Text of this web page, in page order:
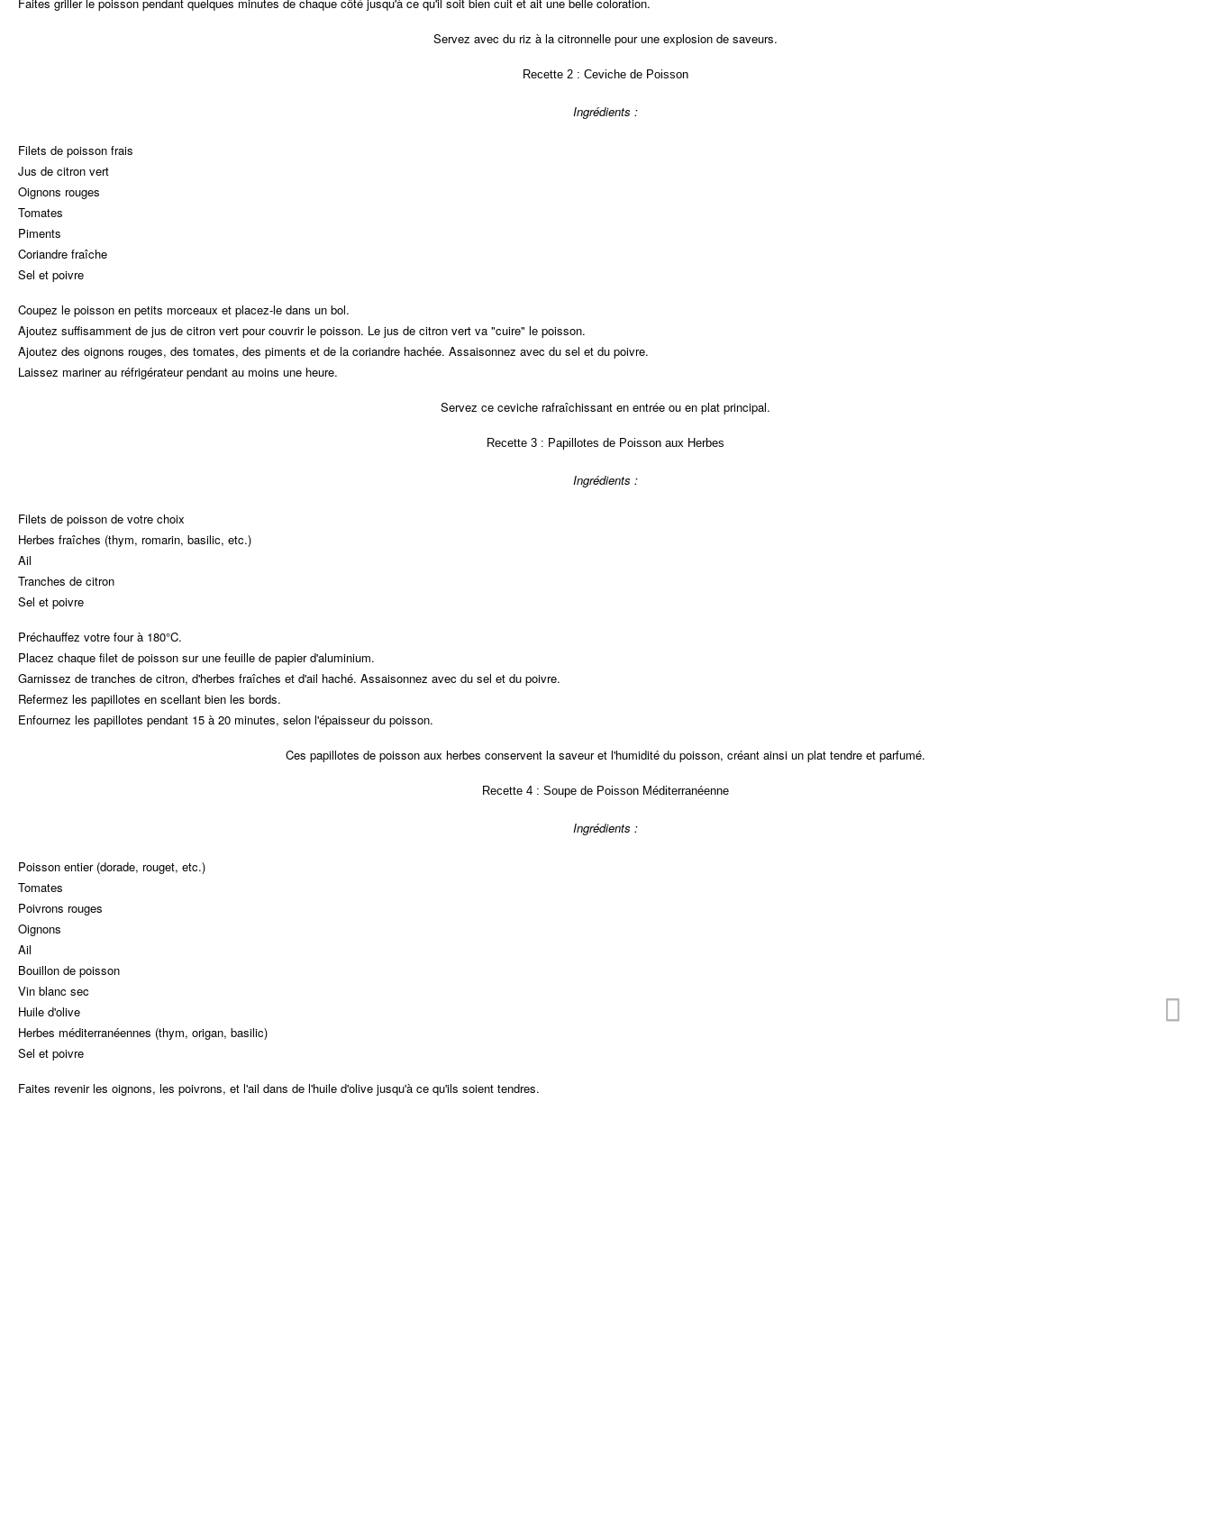
Faites griller le poisson pendant quelques minutes de chaque côté jusqu'à ce qu'il soit bien cuit et ait une belle coloration.
Servez avec du riz à la citronnelle pour une explosion de saveurs.
Recette 2 : Ceviche de Poisson
Ingrédients :
Filets de poisson frais
Jus de citron vert
Oignons rouges
Tomates
Piments
Coriandre fraîche
Sel et poivre
Coupez le poisson en petits morceaux et placez-le dans un bol.
Ajoutez suffisamment de jus de citron vert pour couvrir le poisson. Le jus de citron vert va "cuire" le poisson.
Ajoutez des oignons rouges, des tomates, des piments et de la coriandre hachée. Assaisonnez avec du sel et du poivre.
Laissez mariner au réfrigérateur pendant au moins une heure.
Servez ce ceviche rafraîchissant en entrée ou en plat principal.
Recette 3 : Papillotes de Poisson aux Herbes
Ingrédients :
Filets de poisson de votre choix
Herbes fraîches (thym, romarin, basilic, etc.)
Ail
Tranches de citron
Sel et poivre
Préchauffez votre four à 180°C.
Placez chaque filet de poisson sur une feuille de papier d'aluminium.
Garnissez de tranches de citron, d'herbes fraîches et d'ail haché. Assaisonnez avec du sel et du poivre.
Refermez les papillotes en scellant bien les bords.
Enfournez les papillotes pendant 15 à 20 minutes, selon l'épaisseur du poisson.
Ces papillotes de poisson aux herbes conservent la saveur et l'humidité du poisson, créant ainsi un plat tendre et parfumé.
Recette 4 : Soupe de Poisson Méditerranéenne
Ingrédients :
Poisson entier (dorade, rouget, etc.)
Tomates
Poivrons rouges
Oignons
Ail
Bouillon de poisson
Vin blanc sec
Huile d'olive
Herbes méditerranéennes (thym, origan, basilic)
Sel et poivre
Faites revenir les oignons, les poivrons, et l'ail dans de l'huile d'olive jusqu'à ce qu'ils soient tendres.